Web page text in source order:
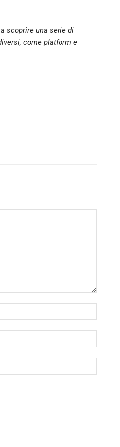
scoprire una serie di
come platform e